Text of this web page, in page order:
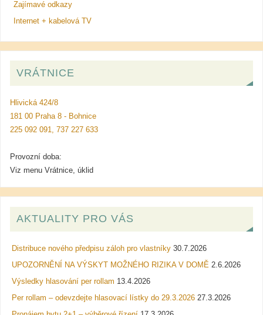
Zajímavé odkazy
Internet + kabelová TV
VRÁTNICE
Hlivická 424/8
181 00 Praha 8 - Bohnice
225 092 091, 737 227 633
Provozní doba:
Viz menu Vrátnice, úklid
AKTUALITY PRO VÁS
Distribuce nového předpisu záloh pro vlastníky 30.7.2026
UPOZORNĚNÍ NA VÝSKYT MOŽNÉHO RIZIKA V DOMĚ 2.6.2026
Výsledky hlasování per rollam 13.4.2026
Per rollam – odevzdejte hlasovací lístky do 29.3.2026 27.3.2026